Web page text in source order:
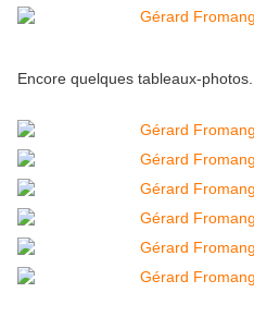
Encore quelques tableaux-photos...